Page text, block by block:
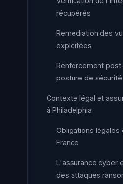
récupérés
Remédiation des
exploitées
Renforcement
posture de sécurité
Contexte légal et
à Philadelphia
Obligations légales
France
L'assurance cyber
des attaques